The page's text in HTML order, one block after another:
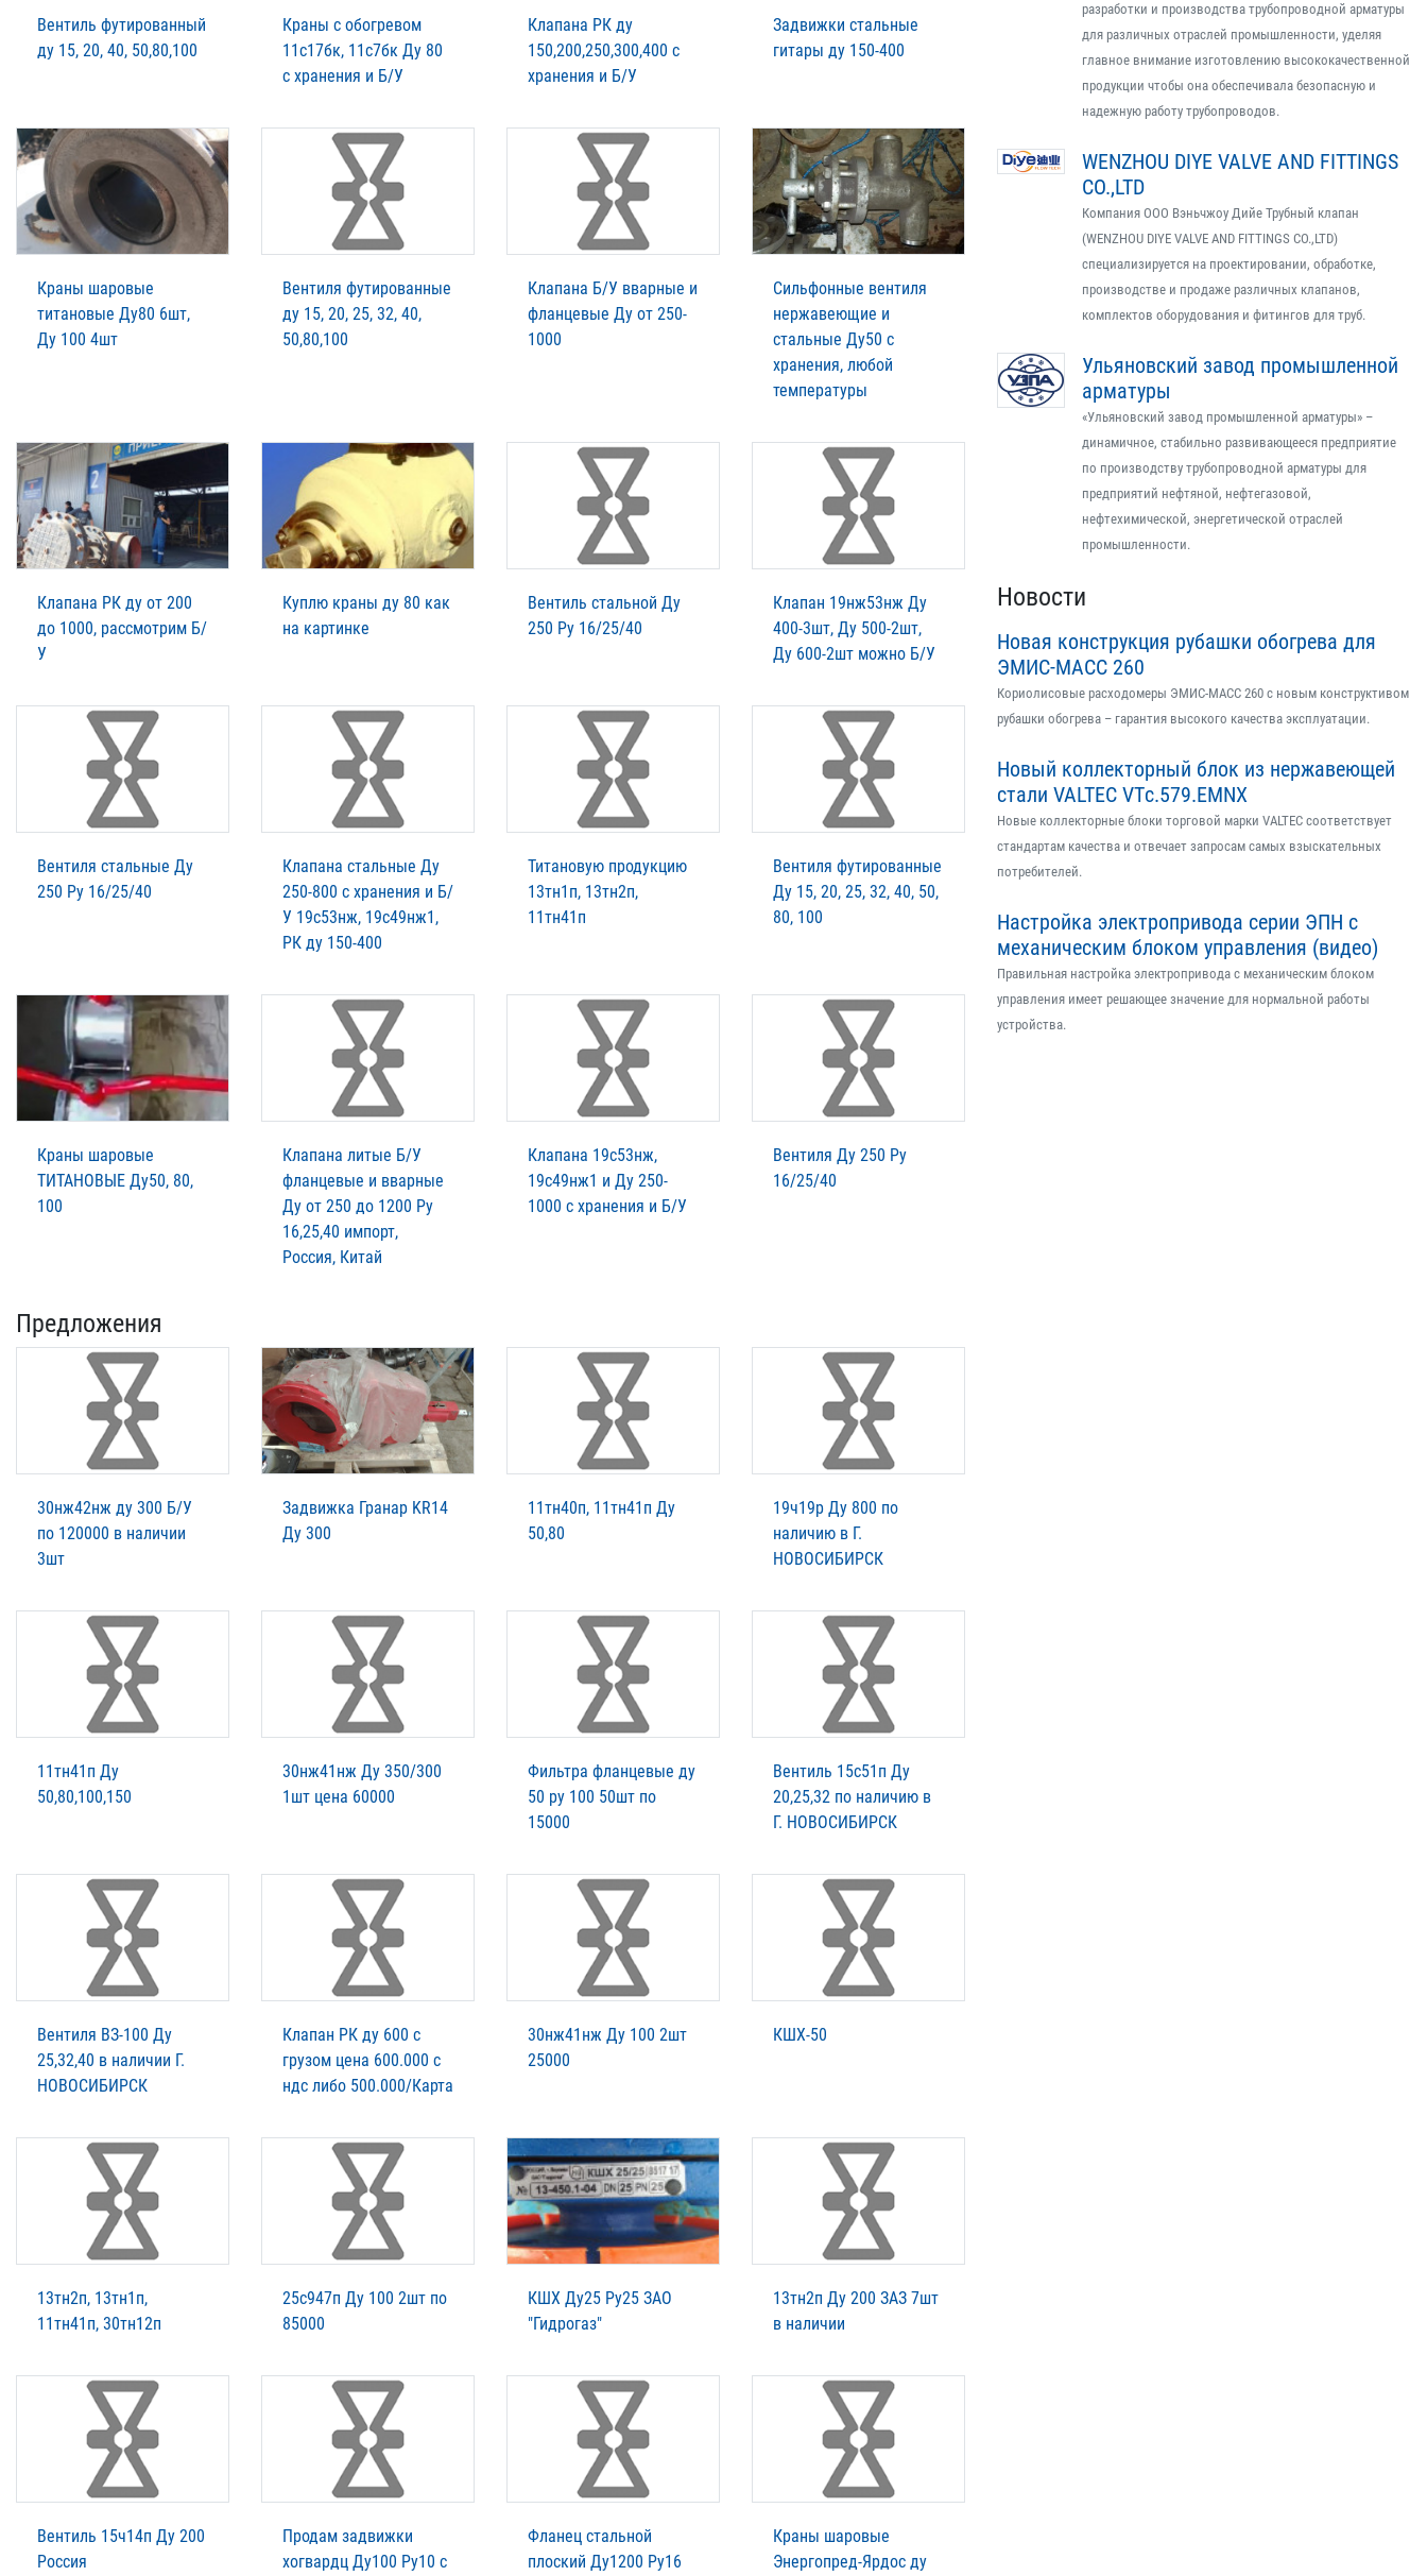
Вентиль футированный
ду 15, 20, 40, 50,80,100
Краны с обогревом
11с17бк, 11с7бк Ду 80
с хранения и Б/У
Клапана РК ду
150,200,250,300,400 с
хранения и Б/У
Задвижки стальные
гитары ду 150-400
Краны шаровые
титановые Ду80 6шт,
Ду 100 4шт
Вентиля футированные
ду 15, 20, 25, 32, 40,
50,80,100
Клапана Б/У вварные и
фланцевые Ду от 250-
1000
Сильфонные вентиля
нержавеющие и
стальные Ду50 с
хранения, любой
температуры
Клапана РК ду от 200
до 1000, рассмотрим Б/
У
Куплю краны ду 80 как
на картинке
Вентиль стальной Ду
250 Ру 16/25/40
Клапан 19нж53нж Ду
400-3шт, Ду 500-2шт,
Ду 600-2шт можно Б/У
Вентиля стальные Ду
250 Ру 16/25/40
Клапана стальные Ду
250-800 с хранения и Б/
У 19с53нж, 19с49нж1,
РК ду 150-400
Титановую продукцию
13тн1п, 13тн2п,
11тн41п
Вентиля футированные
Ду 15, 20, 25, 32, 40, 50,
80, 100
Краны шаровые
ТИТАНОВЫЕ Ду50, 80,
100
Клапана литые Б/У
фланцевые и вварные
Ду от 250 до 1200 Ру
16,25,40 импорт,
Россия, Китай
Клапана 19с53нж,
19с49нж1 и Ду 250-
1000 с хранения и Б/У
Вентиля Ду 250 Ру
16/25/40
Предложения
30нж42нж ду 300 Б/У
по 120000 в наличии
3шт
Задвижка Гранар KR14
Ду 300
11тн40п, 11тн41п Ду
50,80
19ч19р Ду 800 по
наличию в Г.
НОВОСИБИРСК
11тн41п Ду
50,80,100,150
30нж41нж Ду 350/300
1шт цена 60000
Фильтра фланцевые ду
50 ру 100 50шт по
15000
Вентиль 15с51п Ду
20,25,32 по наличию в
Г. НОВОСИБИРСК
Вентиля ВЗ-100 Ду
25,32,40 в наличии Г.
НОВОСИБИРСК
Клапан РК ду 600 с
грузом цена 600.000 с
ндс либо 500.000/Карта
30нж41нж Ду 100 2шт
25000
КШХ-50
13тн2п, 13тн1п,
11тн41п, 30тн12п
25с947п Ду 100 2шт по
85000
КШХ Ду25 Ру25 ЗАО
"Гидрогаз"
13тн2п Ду 200 ЗАЗ 7шт
в наличии
Вентиль 15ч14п Ду 200
Россия
Продам задвижки
хогвардц Ду100 Ру10 с
Фланец стальной
плоский Ду1200 Ру16
Краны шаровые
Энергопред-Ярдос ду
разработки и производства трубопроводной арматуры
для различных отраслей промышленности, уделяя
главное внимание изготовлению высококачественной
продукции чтобы она обеспечивала безопасную и
надежную работу трубопроводов.
WENZHOU DIYE VALVE AND FITTINGS
CO.,LTD
Компания ООО Вэньчжоу Дийе Трубный клапан
(WENZHOU DIYE VALVE AND FITTINGS CO.,LTD)
специализируется на проектировании, обработке,
производстве и продаже различных клапанов,
комплектов оборудования и фитингов для труб.
Ульяновский завод промышленной
арматуры
«Ульяновский завод промышленной арматуры» –
динамичное, стабильно развивающееся предприятие
по производству трубопроводной арматуры для
предприятий нефтяной, нефтегазовой,
нефтехимической, энергетической отраслей
промышленности.
Новости
Новая конструкция рубашки обогрева для
ЭМИС-МАСС 260
Кориолисовые расходомеры ЭМИС-МАСС 260 с новым конструктивом
рубашки обогрева – гарантия высокого качества эксплуатации.
Новый коллекторный блок из нержавеющей
стали VALTEC VTс.579.EMNX
Новые коллекторные блоки торговой марки VALTEC соответствует
стандартам качества и отвечает запросам самых взыскательных
потребителей.
Настройка электропривода серии ЭПН с
механическим блоком управления (видео)
Правильная настройка электропривода с механическим блоком
управления имеет решающее значение для нормальной работы
устройства.